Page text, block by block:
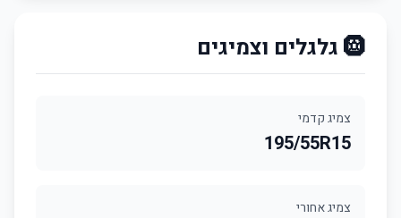
🛞 גלגלים וצמיגים
צמיג קדמי
195/55R15
צמיג אחורי